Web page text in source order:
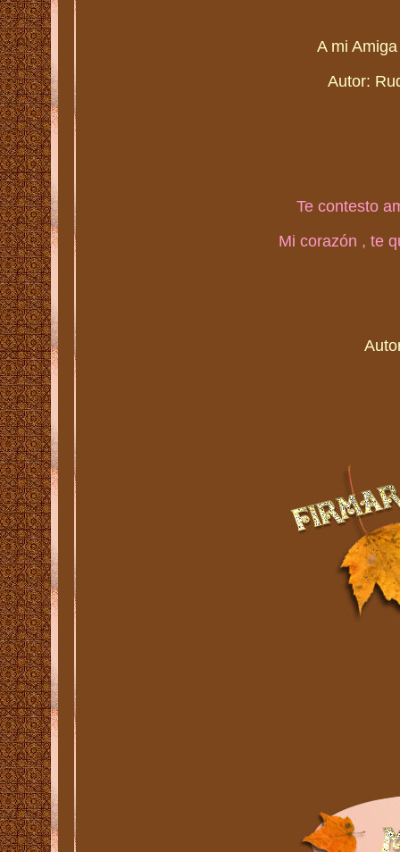
A mi
Autor:
Te contesto
Mi corazón , te